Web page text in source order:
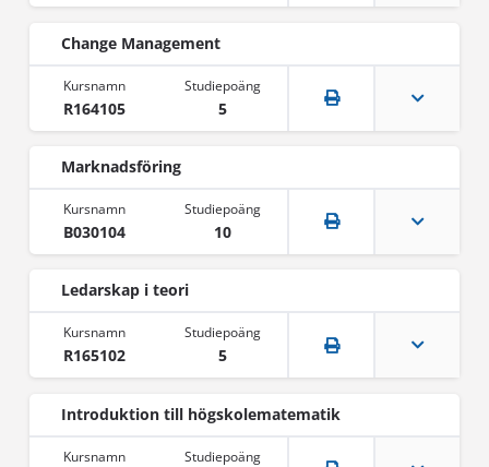
Change Management
R164105 5
Marknadsföring
B030104 10
Ledarskap i teori
R165102 5
Introduktion till högskolematematik